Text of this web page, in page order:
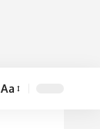
Lettergrootte
Aa